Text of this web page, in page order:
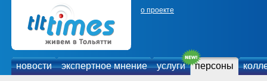
о проекте
новости экспертное мнение услуги персоны